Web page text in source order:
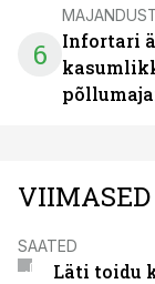
6
Infortari
SAATED
Läti toidu